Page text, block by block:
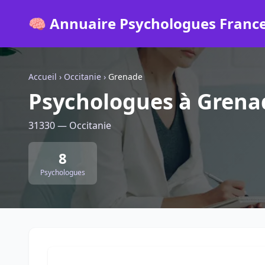
🧠 Annuaire Psychologues
Accueil › Occitanie › Grenade
Psychologues à
31330 — Occitanie
8
Psychologues